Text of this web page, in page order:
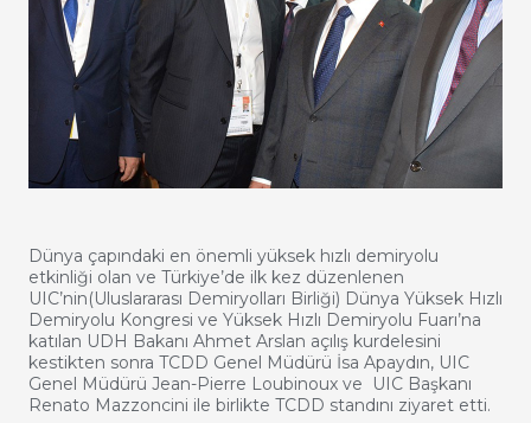
Dünya çapındaki en önemli yüksek hızlı demiryolu
etkinliği olan ve Türkiye’de ilk kez düzenlenen
UIC’nin(Uluslararası Demiryolları Birliği) Dünya Yüksek Hızlı
Demiryolu Kongresi ve Yüksek Hızlı Demiryolu Fuarı’na
katılan UDH Bakanı Ahmet Arslan açılış kurdelesini
kestikten sonra TCDD Genel Müdürü İsa Apaydın, UIC
Genel Müdürü Jean-Pierre Loubinoux ve UIC Başkanı
Renato Mazzoncini ile birlikte TCDD standını ziyaret etti.